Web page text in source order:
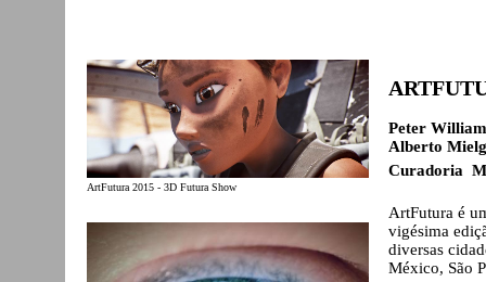
ArtFutura 2015 - 3D Futura Show
Peter
Alberto
Curadoria
ArtFutura é
vigésima
diversas
México, São